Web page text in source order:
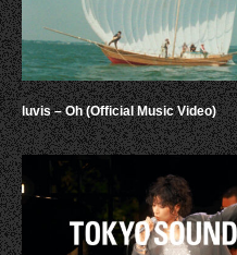
luvis – Oh (Official Music Video)